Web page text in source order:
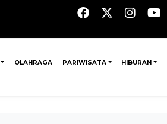
OLAHRAGA PARIWISATA HIBURAN